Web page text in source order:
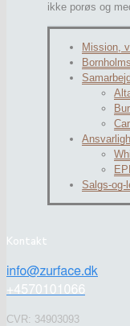
ikke porøs og
Mission,
Salgs-og-
Kontakt
CVR: 34903093